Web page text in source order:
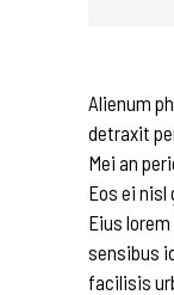
Alienum
detraxit
Mei an
Eos ei nisl
Eius
sensibus
facilisis